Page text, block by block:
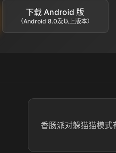
下载 Android 版
（Android 8.0及以上版本）
香肠派对躲猫猫模式